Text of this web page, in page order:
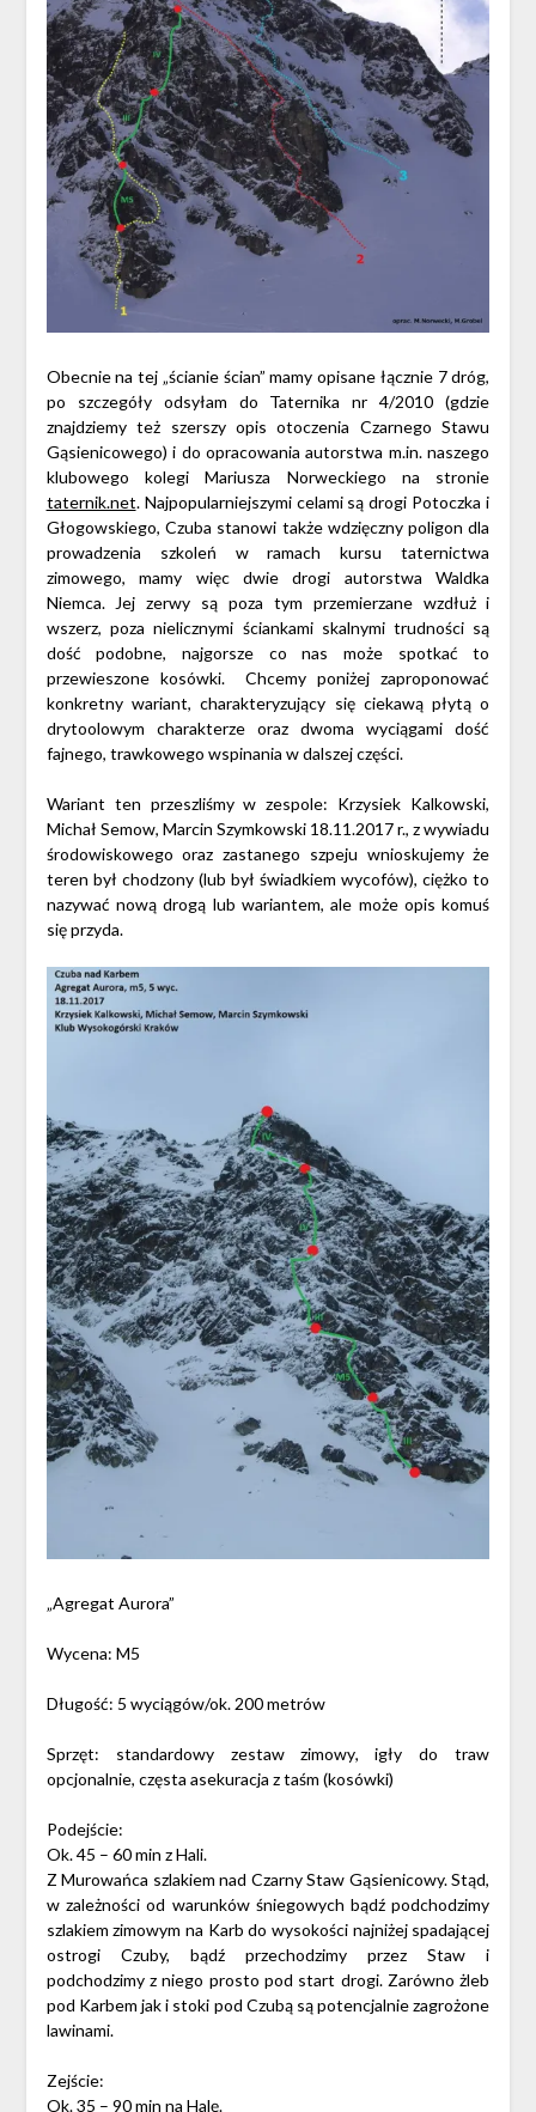
Obecnie na tej „ścianie ścian” mamy opisane łącznie 7 dróg,
po szczegóły odsyłam do Taternika nr 4/2010 (gdzie
znajdziemy też szerszy opis otoczenia Czarnego Stawu
Gąsienicowego) i do opracowania autorstwa m.in. naszego
klubowego kolegi Mariusza Norweckiego na stronie
taternik.net. Najpopularniejszymi celami są drogi Potoczka i
Głogowskiego, Czuba stanowi także wdzięczny poligon dla
prowadzenia szkoleń w ramach kursu taternictwa
zimowego, mamy więc dwie drogi autorstwa Waldka
Niemca. Jej zerwy są poza tym przemierzane wzdłuż i
wszerz, poza nielicznymi ściankami skalnymi trudności są
dość podobne, najgorsze co nas może spotkać to
przewieszone kosówki. Chcemy poniżej zaproponować
konkretny wariant, charakteryzujący się ciekawą płytą o
drytoolowym charakterze oraz dwoma wyciągami dość
fajnego, trawkowego wspinania w dalszej części.
Wariant ten przeszliśmy w zespole: Krzysiek Kalkowski,
Michał Semow, Marcin Szymkowski 18.11.2017 r., z wywiadu
środowiskowego oraz zastanego szpeju wnioskujemy że
teren był chodzony (lub był świadkiem wycofów), ciężko to
nazywać nową drogą lub wariantem, ale może opis komuś
się przyda.
„Agregat Aurora”
Wycena: M5
Długość: 5 wyciągów/ok. 200 metrów
Sprzęt: standardowy zestaw zimowy, igły do traw
opcjonalnie, częsta asekuracja z taśm (kosówki)
Podejście:
Ok. 45 – 60 min z Hali.
Z Murowańca szlakiem nad Czarny Staw Gąsienicowy. Stąd,
w zależności od warunków śniegowych bądź podchodzimy
szlakiem zimowym na Karb do wysokości najniżej spadającej
ostrogi Czuby, bądź przechodzimy przez Staw i
podchodzimy z niego prosto pod start drogi. Zarówno żleb
pod Karbem jak i stoki pod Czubą są potencjalnie zagrożone
lawinami.
Zejście:
Ok. 35 – 90 min na Halę.